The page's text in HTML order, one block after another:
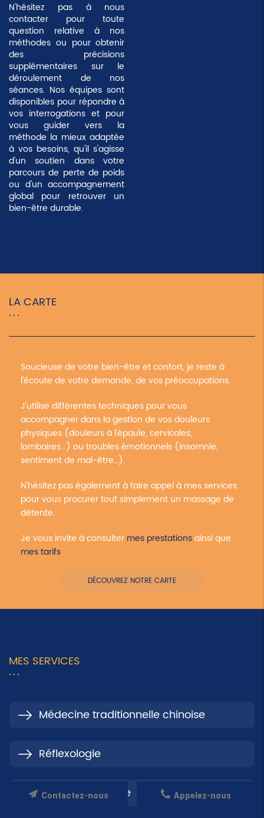
N'hésitez pas à nous
contacter pour toute
question relative à nos
méthodes ou pour obtenir
des précisions
supplémentaires sur le
déroulement de nos
séances. Nos équipes sont
disponibles pour répondre à
vos interrogations et pour
vous guider vers la
méthode la mieux adaptée
à vos besoins, qu'il s'agisse
d'un soutien dans votre
parcours de perte de poids
ou d'un accompagnement
global pour retrouver un
bien-être durable.
LA CARTE
Soucieuse de votre bien-être et confort, je reste à
l'écoute de votre demande, de vos préoccupations.
J'utilise différentes techniques pour vous
accompagner dans la gestion de vos douleurs
physiques (douleurs à l'épaule, cervicales,
lombaires...) ou troubles émotionnels (insomnie,
sentiment de mal-être…).
N'hésitez pas également à faire appel à mes services
pour vous procurer tout simplement un massage de
détente.
Je vous invite à consulter mes prestationsainsi que
mes tarifs.
DÉCOUVREZ NOTRE CARTE
MES SERVICES
Médecine traditionnelle chinoise
Réflexologie
L'auriculothérapie Appelez-nous
Contactez-nous